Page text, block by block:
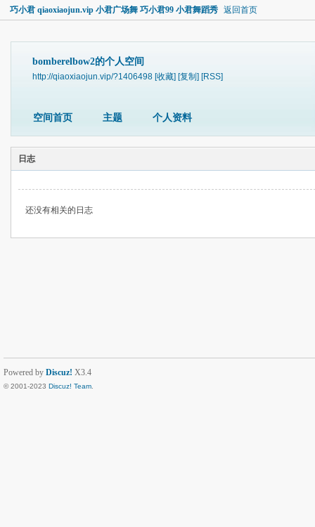
巧小君 qiaoxiaojun.vip 小君广场舞 巧小君99 小君舞蹈秀 返回首页
bomberelbow2的个人空间
http://qiaoxiaojun.vip/?1406498 [收藏] [复制] [RSS]
空间首页 主题 个人资料
日志
还没有相关的日志
Powered by Discuz! X3.4
© 2001-2023 Discuz! Team